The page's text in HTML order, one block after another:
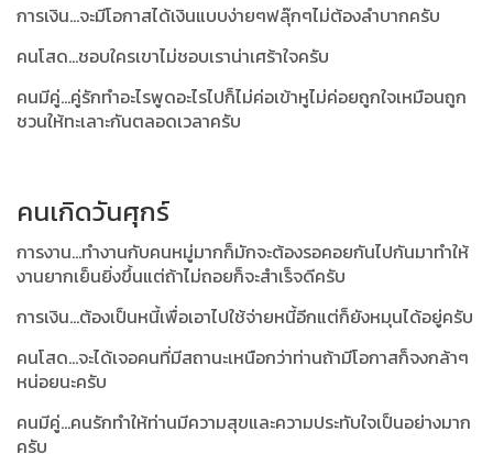
การเงิน...จะมีโอกาสได้เงินแบบง่ายๆฟลุ๊กๆไม่ต้องลำบากครับ
คนโสด...ชอบใครเขาไม่ชอบเราน่าเศร้าใจครับ
คนมีคู่...คู่รักทำอะไรพูดอะไรไปก็ไม่ค่อเข้าหูไม่ค่อยถูกใจเหมือนถูก
ชวนให้ทะเลาะกันตลอดเวลาครับ
คนเกิดวันศุกร์
การงาน...ทำงานกับคนหมู่มากก็มักจะต้องรอคอยกันไปกันมาทำให้
งานยากเย็นยิ่งขึ้นแต่ถ้าไม่ถอยก็จะสำเร็จดีครับ
การเงิน...ต้องเป็นหนี้เพื่อเอาไปใช้จ่ายหนี้อีกแต่ก็ยังหมุนได้อยู่ครับ
คนโสด...จะได้เจอคนที่มีสถานะเหนือกว่าท่านถ้ามีโอกาสก็จงกล้าๆ
หน่อยนะครับ
คนมีคู่...คนรักทำให้ท่านมีความสุขและความประทับใจเป็นอย่างมาก
ครับ